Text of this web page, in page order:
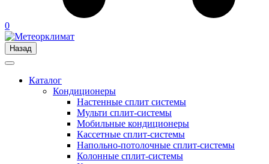
0
Назад
Каталог
Кондиционеры
Настенные сплит системы
Мульти сплит-системы
Мобильные кондиционеры
Кассетные сплит-системы
Напольно-потолочные сплит-системы
Колонные сплит-системы